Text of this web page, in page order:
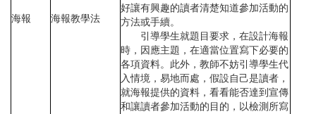
海報 海報教學法
好讓有興趣的讀者清楚知道參加活動的
方法或手續。
引導學生就題目要求，在設計海報
時，因應主題，在適當位置寫下必要的
各項資料。此外，教師不妨引導學生代
入情境，易地而處，假設自己是讀者，
就海報提供的資料，看看能否達到宣傳
和讓讀者參加活動的目的，以檢測所寫